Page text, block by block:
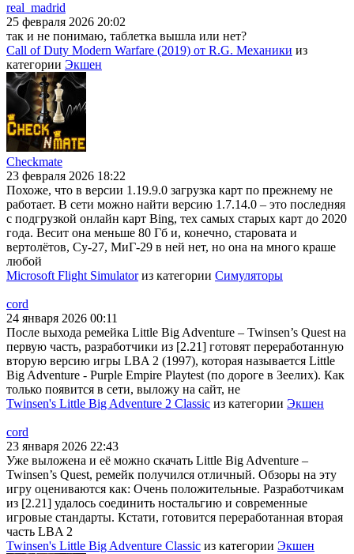
real_madrid
25 февраля 2026 20:02
так и не понимаю, таблетка вышла или нет?
Call of Duty Modern Warfare (2019) от R.G. Механики из
категории Экшен
Checkmate
23 февраля 2026 18:22
Похоже, что в версии 1.19.9.0 загрузка карт по прежнему не
работает. В сети можно найти версию 1.7.14.0 – это последняя
с подгрузкой онлайн карт Bing, тех самых старых карт до 2020
года. Весит она меньше 80 Гб и, конечно, старовата и
вертолётов, Су-27, МиГ-29 в ней нет, но она на много краше
любой
Microsoft Flight Simulatorиз категории Симуляторы
cord
24 января 2026 00:11
После выхода ремейка Little Big Adventure – Twinsen’s Quest на
первую часть, разработчики из [2.21] готовят переработанную
вторую версию игры LBA 2 (1997), которая называется Little
Big Adventure - Purple Empire Playtest (по дороге в Зеелих). Как
только появится в сети, выложу на сайт, не
Twinsen's Little Big Adventure 2 Classic из категории Экшен
cord
23 января 2026 22:43
Уже выложена и её можно скачать Little Big Adventure –
Twinsen’s Quest, ремейк получился отличный. Обзоры на эту
игру оцениваются как: Очень положительные. Разработчикам
из [2.21] удалось соединить ностальгию и современные
игровые стандарты. Кстати, готовится переработанная вторая
часть LBA 2
Twinsen's Little Big Adventure Classic из категории Экшен